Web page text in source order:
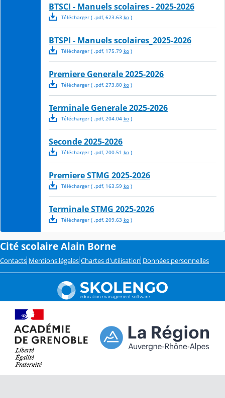
BTSCI - Manuels scolaires - 2025-2026
Télécharger( .pdf, 623.63 ko)
BTSPI - Manuels scolaires_2025-2026
Télécharger( .pdf, 175.79 ko)
Premiere Generale 2025-2026
Télécharger( .pdf, 273.80 ko)
Terminale Generale 2025-2026
Télécharger( .pdf, 204.04 ko)
Seconde 2025-2026
Télécharger( .pdf, 200.51 ko)
Premiere STMG 2025-2026
Télécharger( .pdf, 163.59 ko)
Terminale STMG 2025-2026
Télécharger( .pdf, 209.63 ko)
Cité scolaire Alain Borne
Contacts Mentions légales Chartes d'utilisation Données personnelles